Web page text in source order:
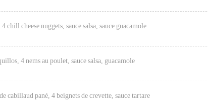
cheese nuggets, sauce salsa, sauce guacamole
4 nems au poulet, sauce salsa, guacamole
cabillaud pané, 4 beignets de crevette, sauce tartare